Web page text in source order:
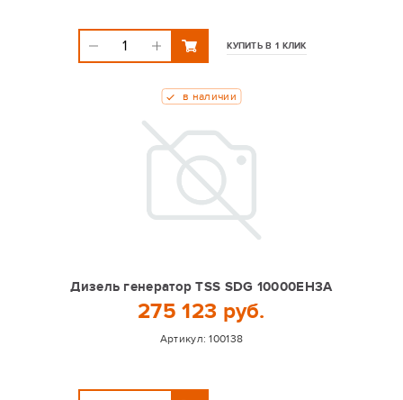
КУПИТЬ В 1 КЛИК
Дизель генератор TSS SDG 10000EH3A
275 123 руб.
Артикул:100138
в наличии